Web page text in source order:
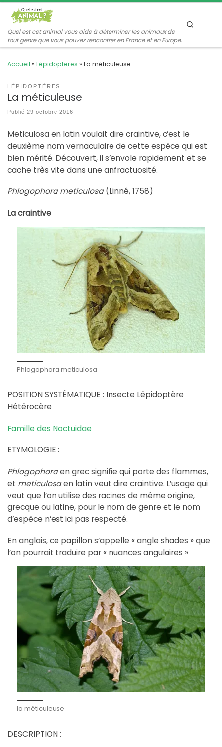
Passer au contenu
Quel est cet animal vous aide à déterminer les animaux de
tout genre que vous pouvez rencontrer en France et en Europe.
Search
Accueil » Lépidoptères » La méticuleuse
LÉPIDOPTÈRES
La méticuleuse
Publié 29 octobre 2016
Meticulosa en latin voulait dire craintive, c’est le
deuxième nom vernaculaire de cette espèce qui est
bien mérité. Découvert, il s’envole rapidement et se
cache très vite dans une anfractuosité.
Phlogophora meticulosa(Linné, 1758)
La craintive
Phlogophora meticulosa
POSITION SYSTÉMATIQUE : Insecte Lépidoptère
Hétérocère
Famille des Noctuidae
ETYMOLOGIE :
Phlogophoraen grec signifie qui porte des flammes,
et meticulosaen latin veut dire craintive. L’usage qui
veut que l’on utilise des racines de même origine,
grecque ou latine, pour le nom de genre et le nom
d’espèce n’est ici pas respecté.
En anglais, ce papillon s’appelle « angle shades » que
l’on pourrait traduire par « nuances angulaires »
la méticuleuse
DESCRIPTION :